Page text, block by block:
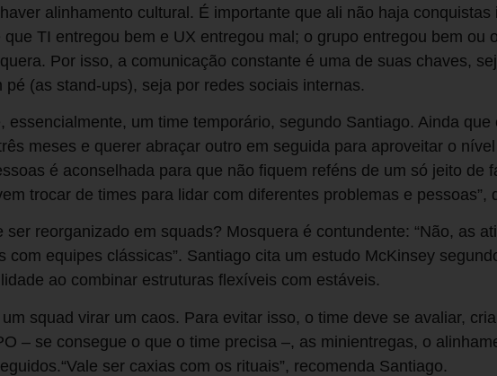
alinhamento cultural. É importante que ali não haja conquistas
que TI entregou bem e UX entregou mal; o grupo entregou bem ou
Por isso, a comunicação constante é uma de suas chaves,
pé (as stand-ups), seja por redes sociais internas.
essencialmente, um time temporário, segundo Santiago. Ainda
meses e querer abraçar outro em seguida para aproveitar o
é aconselhada para que não fiquem reféns de um só jeito de
trocar de times para lidar com diferentes problemas e pessoas”,
ser reorganizado em squads? Mosquera é contundente: “Não, as
com equipes clássicas”. Santiago cita um estudo McKinsey
ao combinar estruturas ﬂexíveis com estáveis.
squad virar um caos. Para evitar isso, o time deve se avaliar,
– se consegue o que o time precisa –, as minientregas, o
ser caxias com os rituais”, recomenda Santiago.